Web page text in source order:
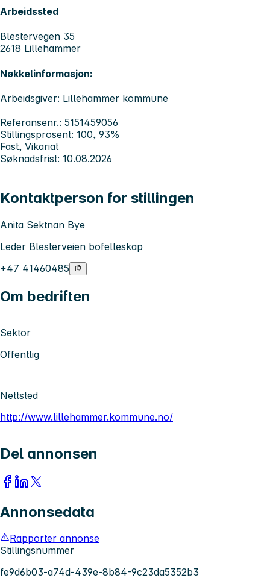
Arbeidssted
Blestervegen 35
2618 Lillehammer
Nøkkelinformasjon:
Arbeidsgiver: Lillehammer kommune
Referansenr.: 5151459056
Stillingsprosent: 100, 93%
Fast, Vikariat
Søknadsfrist: 10.08.2026
Kontaktperson for stillingen
Anita Sektnan Bye
Leder Blesterveien bofelleskap
+47 41460485
Om bedriften
Sektor
Offentlig
Nettsted
http://www.lillehammer.kommune.no/
Del annonsen
Annonsedata
Rapporter annonse
Stillingsnummer
fe9d6b03-a74d-439e-8b84-9c23da5352b3